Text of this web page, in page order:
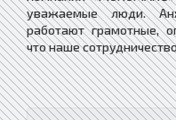
уважаемые люди.
работают грамотные,
что наше